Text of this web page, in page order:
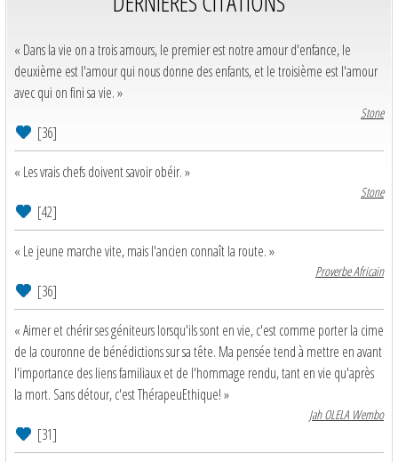
« Dans la vie on a trois amours, le premier est notre amour d'enfance, le
deuxième est l'amour qui nous donne des enfants, et le troisième est l'amour
avec qui on fini sa vie. »
Stone
[36]
« Les vrais chefs doivent savoir obéir. »
Stone
[42]
« Le jeune marche vite, mais l'ancien connaît la route. »
Proverbe Africain
[36]
« Aimer et chérir ses géniteurs lorsqu'ils sont en vie, c'est comme porter la cime
de la couronne de bénédictions sur sa tête. Ma pensée tend à mettre en avant
l'importance des liens familiaux et de l'hommage rendu, tant en vie qu'après
la mort. Sans détour, c'est ThérapeuEthique! »
Jah OLELA Wembo
[31]